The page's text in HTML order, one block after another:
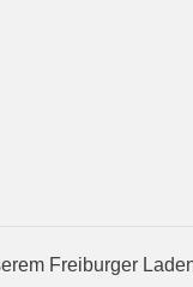
Freiburger